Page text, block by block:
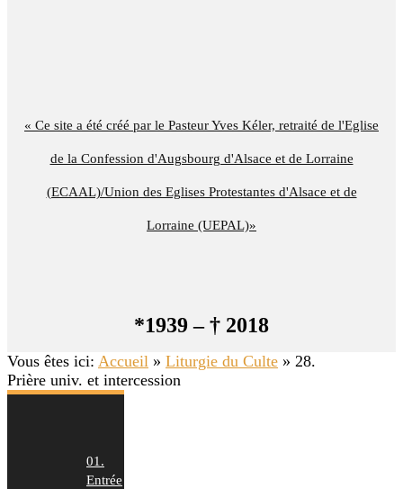
« Ce site a été créé par le Pasteur Yves Kéler, retraité de l'Eglise
de la Confession d'Augsbourg d'Alsace et de Lorraine
(ECAAL)/Union des Eglises Protestantes d'Alsace et de
Lorraine (UEPAL)»
*1939 – † 2018
Vous êtes ici: Accueil » Liturgie du Culte » 28.
Prière univ. et intercession
01.
Entrée